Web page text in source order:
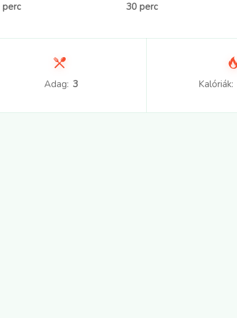
perc
30 perc
Adag: 3 Kalóriák: